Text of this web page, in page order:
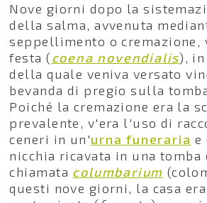
Nove giorni dopo la
della salma, avvenuta
seppellimento o cremazione,
festa (coena novendialis), in
della quale veniva versato
bevanda di pregio sulla
Poiché la cremazione era la
prevalente, v'era l'uso di
ceneri in un'urna funeraria e
nicchia ricavata in una
chiamata columbarium
questi nove giorni, la casa